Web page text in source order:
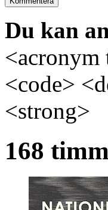
Du kan
<code>
<strong>
168